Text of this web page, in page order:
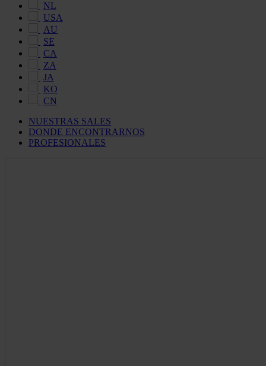
NL
USA
AU
SE
CA
ZA
JA
KO
CN
NUESTRAS SALES
DONDE ENCONTRARNOS
PROFESIONALES